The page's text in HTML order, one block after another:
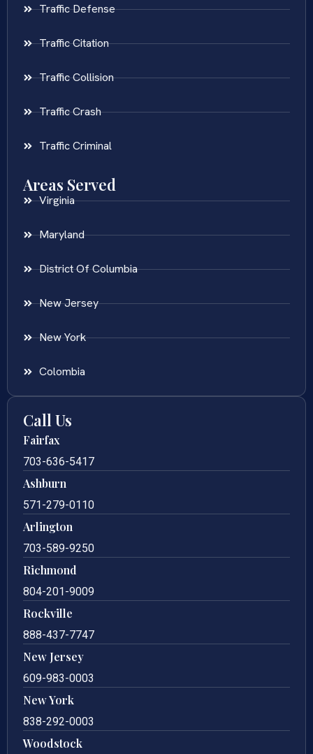
Traffic Defense
Traffic Citation
Traffic Collision
Traffic Crash
Traffic Criminal
Areas Served
Virginia
Maryland
District Of Columbia
New Jersey
New York
Colombia
Call Us
Fairfax
703-636-5417
Ashburn
571-279-0110
Arlington
703-589-9250
Richmond
804-201-9009
Rockville
888-437-7747
New Jersey
609-983-0003
New York
838-292-0003
Woodstock